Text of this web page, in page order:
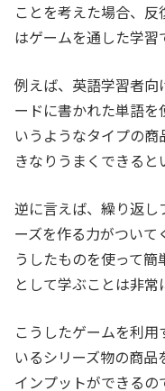
ことを考えた場合、
はゲームを通した学習
例えば、英語学習者
ードに書かれた単語を
いうようなタイプの
きなりうまくできると
逆に言えば、繰り返
ーズを作る力がついて
うしたものを使って
として学ぶことは非常
こうしたゲームを利
いるシリーズ物の商
インプットができるの